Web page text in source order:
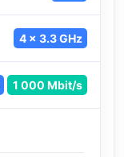
4 x 3.3 GHz
1 000 Mbit/s